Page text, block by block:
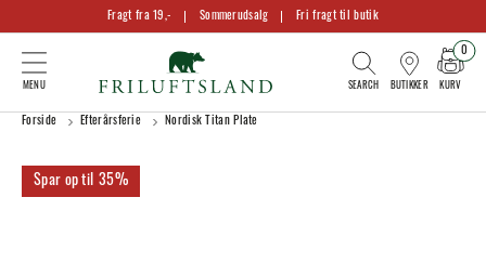
Fragt fra 19,- Sommerudsalg Fri fragt til butik
BUTIKKER KURV
0
Forside Efterårsferie Nordisk Titan Plate
35%